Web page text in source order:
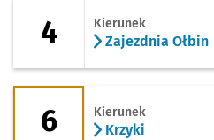
4 Kierunek
Zajezdnia Ołbin
6 - kierunek Krzyki
6 Kierunek
Krzyki